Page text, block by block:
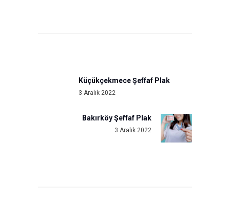
Previous
post:
Küçükçekmece Şeffaf Plak
3 Aralık 2022
Next
post:
Bakırköy Şeffaf Plak
3 Aralık 2022